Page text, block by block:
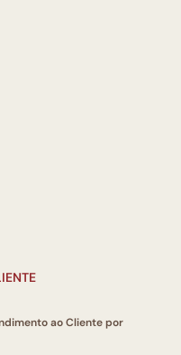
ao Cliente por